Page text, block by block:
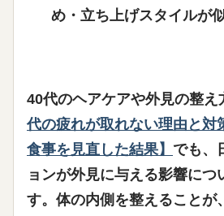
め・立ち上げスタイルが
40代のヘアケアや外見の整え
代の疲れが取れない理由と対
食事を見直した結果】 でも、
ョンが外見に与える影響につ
す。体の内側を整えることが